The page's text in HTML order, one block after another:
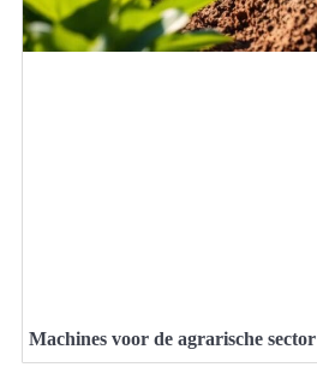
Machines voor de agrarische sector